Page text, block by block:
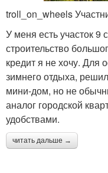
troll_on_wheels
У меня есть участок 9
строительство
кредит я не хочу. Для
зимнего отдыха,
мини-дом, но не
аналог городской
удобствами.
читать дальше →